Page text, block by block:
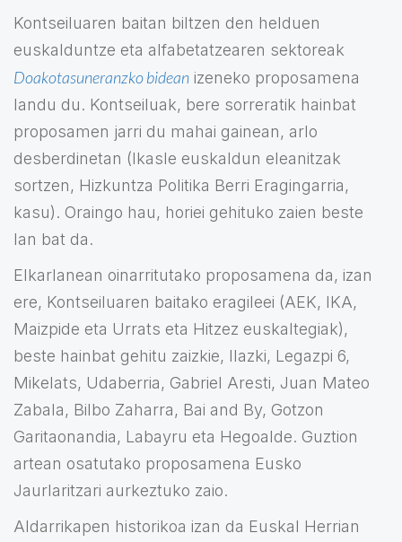
Kontseiluaren baitan biltzen den helduen
euskalduntze eta alfabetatzearen sektoreak
Doakotasuneranzko bidean izeneko proposamena
landu du. Kontseiluak, bere sorreratik hainbat
proposamen jarri du mahai gainean, arlo
desberdinetan (Ikasle euskaldun eleanitzak
sortzen, Hizkuntza Politika Berri Eragingarria,
kasu). Oraingo hau, horiei gehituko zaien beste
lan bat da.
Elkarlanean oinarritutako proposamena da, izan
ere, Kontseiluaren baitako eragileei (AEK, IKA,
Maizpide eta Urrats eta Hitzez euskaltegiak),
beste hainbat gehitu zaizkie, Ilazki, Legazpi 6,
Mikelats, Udaberria, Gabriel Aresti, Juan Mateo
Zabala, Bilbo Zaharra, Bai and By, Gotzon
Garitaonandia, Labayru eta Hegoalde. Guztion
artean osatutako proposamena Eusko
Jaurlaritzari aurkeztuko zaio.
Aldarrikapen historikoa izan da Euskal Herrian